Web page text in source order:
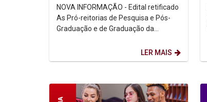
Extensão da Pós-graduação
NOVA INFORMAÇÃO - Edital retificado
As Pró-reitorias de Pesquisa e Pós-
Graduação e de Graduação da
LER MAIS